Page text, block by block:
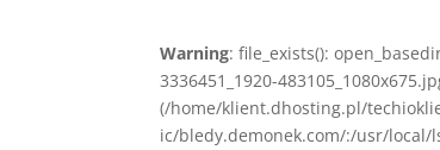
Warning: file_exists():
3336451_1920-
(/home/klient.dhosting.pl/
ic/bledy.demonek.com/:/usr/